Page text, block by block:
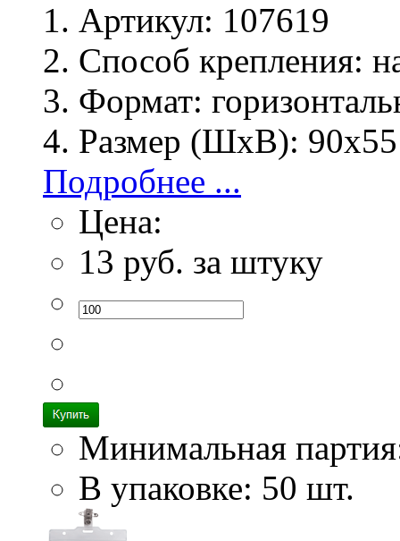
Артикул: 107619
Способ крепления:
Формат:
Размер (ШхВ):
Подробнее ...
Цена:
13 руб. за штуку
Минимальная
В упаковке: 50 шт.